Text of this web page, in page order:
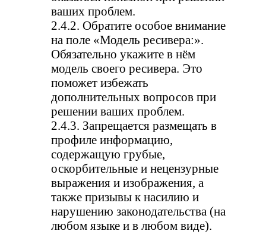
ваших проблем.
2.4.2. Обратите особое внимание
на поле «Модель ресивера:».
Обязательно укажите в нём
модель своего ресивера. Это
поможет избежать
дополнительных вопросов при
решении ваших проблем.
2.4.3. Запрещается размещать в
профиле информацию,
содержащую грубые,
оскорбительные и нецензурные
выражения и изображения, а
также призывы к насилию и
нарушению законодательства (на
любом языке и в любом виде).